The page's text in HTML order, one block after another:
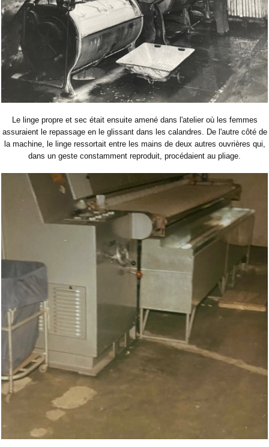
Le linge propre et sec était ensuite amené dans l'atelier où les femmes
assuraient le repassage en le glissant dans les calandres. De l'autre côté de
la machine, le linge ressortait entre les mains de deux autres ouvrières qui,
dans un geste constamment reproduit, procédaient au pliage.